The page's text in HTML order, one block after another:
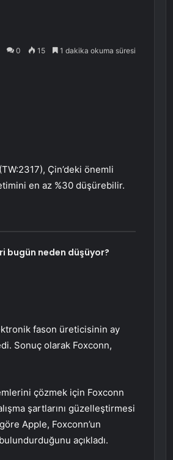
0 15 1 dakika okuma süresi
2317), Çin’deki önemli
en az %30 düşürebilir.
bugün neden düşüyor?
fason üreticisinin ay
Sonuç olarak Foxconn,
çözmek için Foxconn
şartlarını güzelleştirmesi
Apple, Foxconn’un
açıkladı.